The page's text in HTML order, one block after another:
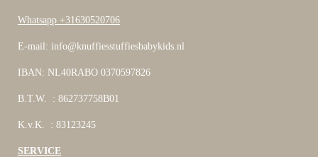
Whatsapp +31630520706
E-mail: info@knuffiesstuffiesbabykids.nl
IBAN: NL40RABO 0370597826
B.T.W. : 862737758B01
K.v.K. : 83123245
SERVICE